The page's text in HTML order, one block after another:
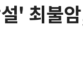
' 최불